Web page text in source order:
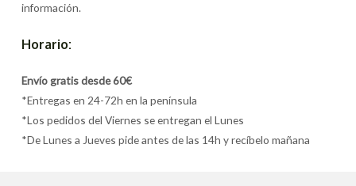
información.
Horario:
Envío gratis desde 60€
*Entregas en 24-72h en la península
*Los pedidos del Viernes se entregan el Lunes
*De Lunes a Jueves pide antes de las 14h y recíbelo mañana